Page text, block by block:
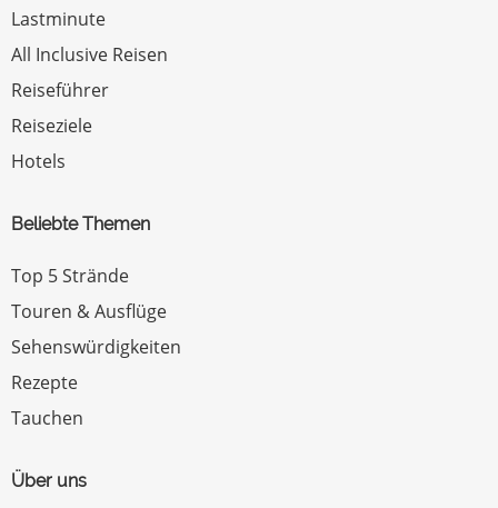
Lastminute
All Inclusive Reisen
Reiseführer
Reiseziele
Hotels
Beliebte Themen
Top 5 Strände
Touren & Ausflüge
Sehenswürdigkeiten
Rezepte
Tauchen
Über uns